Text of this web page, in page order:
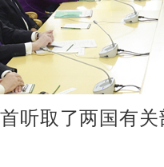
听取了两国有